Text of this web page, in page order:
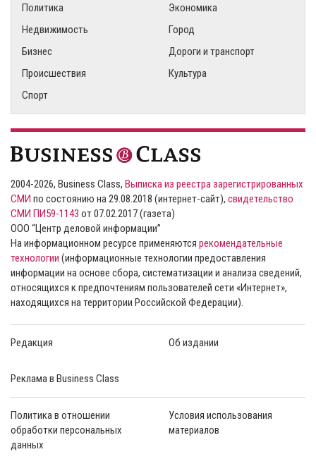
Политика
Экономика
Недвижимость
Город
Бизнес
Дороги и транспорт
Происшествия
Культура
Спорт
2004-2026, Business Class, Выписка из реестра зарегистрированных
СМИ по состоянию на 29.08.2018 (интернет-сайт), свидетельство
СМИ ПИ59-1143 от 07.02.2017 (газета)
ООО “Центр деловой информации”
На информационном ресурсе применяются рекомендательные
технологии (информационные технологии предоставления
информации на основе сбора, систематизации и анализа сведений,
относящихся к предпочтениям пользователей сети «Интернет»,
находящихся на территории Российской Федерации).
Редакция Об издании
Реклама в Business Class
Политика в отношении
обработки персональных
данных
Условия использования
материалов